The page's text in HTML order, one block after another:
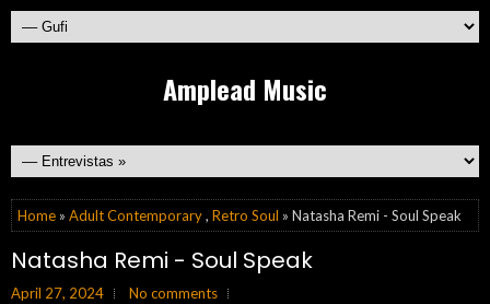
Amplead Music
Home » Adult Contemporary, Retro Soul » Natasha Remi - Soul Speak
Natasha Remi - Soul Speak
April 27, 2024 No comments